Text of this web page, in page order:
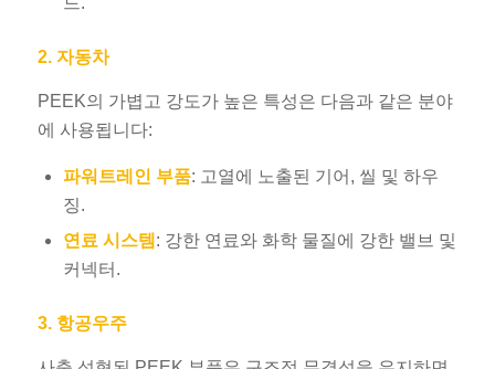
2. 자동차
PEEK의 가볍고 강도가 높은 특성은 다음과 같은 분야
에 사용됩니다:
파워트레인 부품: 고열에 노출된 기어, 씰 및 하우
징.
연료 시스템 : 강한 연료와 화학 물질에 강한 밸브 및
커넥터.
3. 항공우주